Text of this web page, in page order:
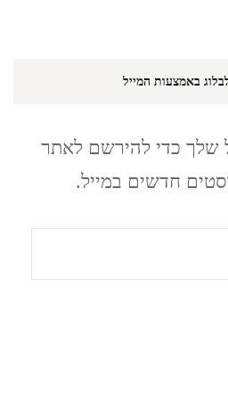
באמצעות המייל
שלך כדי להירשם לאתר
חדשים במייל.